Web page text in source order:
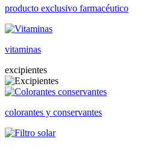
producto exclusivo farmacéutico
vitaminas
excipientes
colorantes y conservantes